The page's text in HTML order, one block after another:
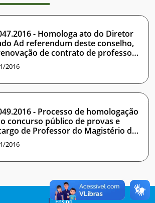
- Homologa ato do Diretor
Ad referendum deste conselho,
de contrato de professor
2016
- Processo de homologação
concurso público de provas e
de Professor do Magistério do
e Tecnológico, na área de
para o Instituto Metrópole Digital.
2016
Ensino